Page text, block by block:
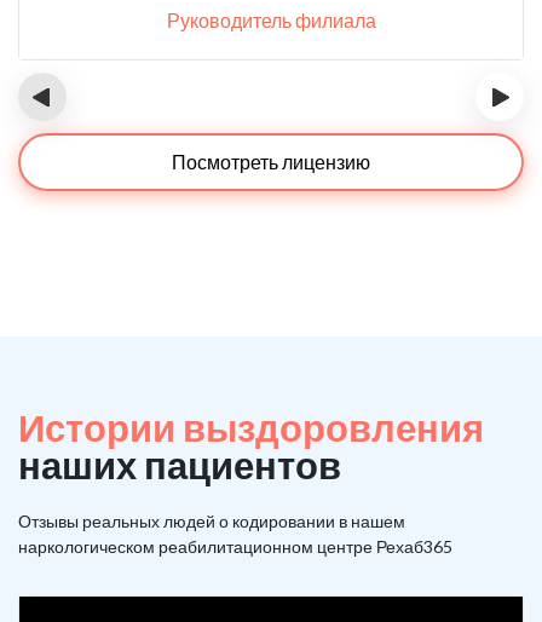
Руководитель филиала
‹ ›
Посмотреть лицензию
Истории выздоровления
наших пациентов
Отзывы реальных людей о кодировании в нашем
наркологическом реабилитационном центре Рехаб365